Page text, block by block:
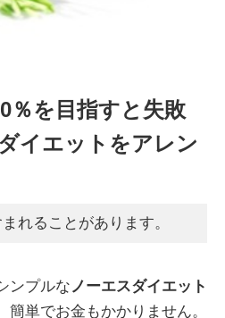
％を目指すと失敗
イエットをアレン
れることがあります。
ンプルなノーエスダイエット
単でお金もかかりません。